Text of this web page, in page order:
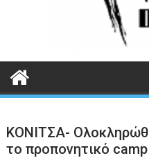
ΚΟΝΙΤΣΑ-
το προπονητικό